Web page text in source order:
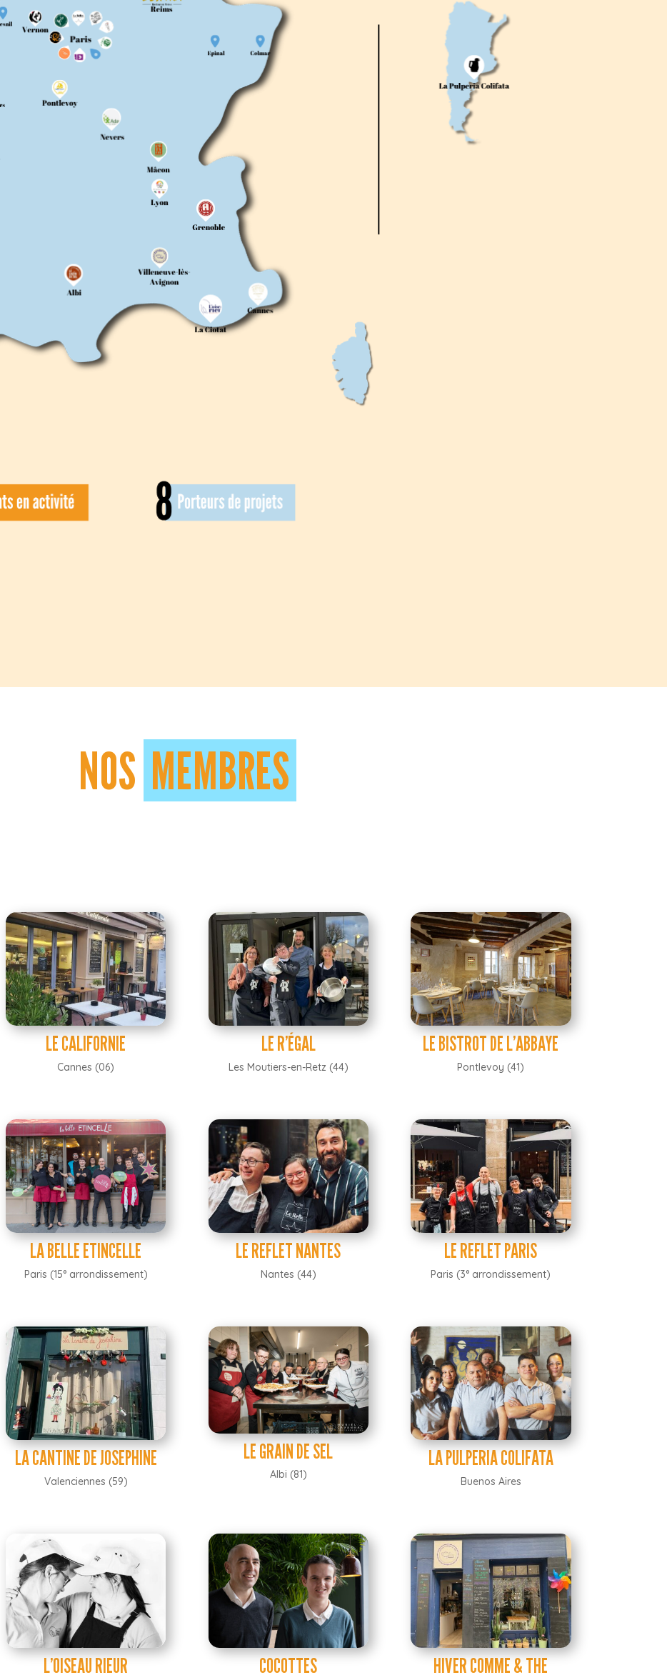
NOS MEMBRES
LE CALIFORNIE
Cannes (06)
LE R’ÉGAL
Les Moutiers-en-Retz (44)
LE BISTROT DE L’ABBAYE
Pontlevoy (41)
LA BELLE ETINCELLE
Paris (15° arrondissement)
LE REFLET NANTES
Nantes (44)
LE REFLET PARIS
Paris (3° arrondissement)
LA CANTINE DE JOSEPHINE
Valenciennes (59)
LE GRAIN DE SEL
Albi (81)
LA PULPERIA COLIFATA
Buenos Aires
L’OISEAU RIEUR COCOTTES HIVER COMME & THE